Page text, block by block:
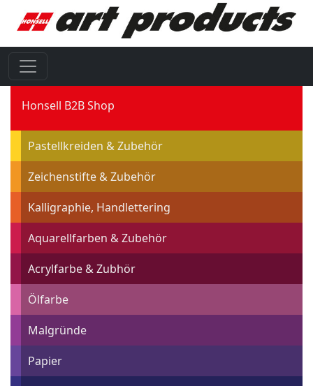
Honsell B2B Shop
Pastellkreiden & Zubehör
Zeichenstifte & Zubehör
Kalligraphie, Handlettering
Aquarellfarben & Zubehör
Acrylfarbe & Zubhör
Ölfarbe
Malgründe
Papier